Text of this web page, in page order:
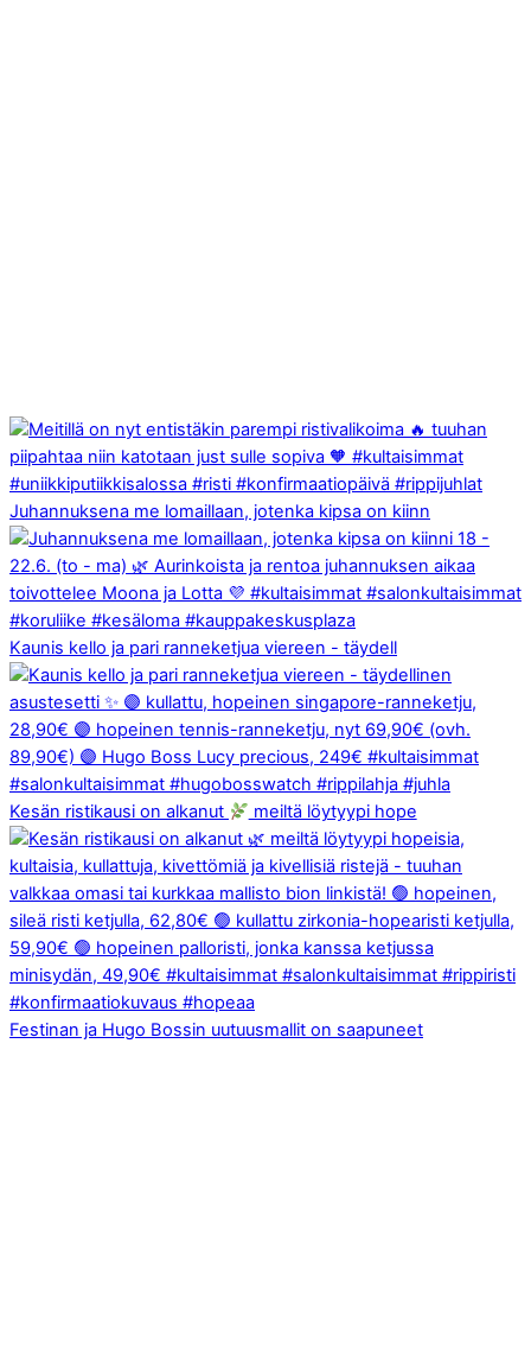
Juhannuksena me lomaillaan, jotenka kipsa on kiinn
Kaunis kello ja pari ranneketjua viereen - täydell
Kesän ristikausi on alkanut meiltä löytyypi hope
Festinan ja Hugo Bossin uutuusmallit on saapuneet